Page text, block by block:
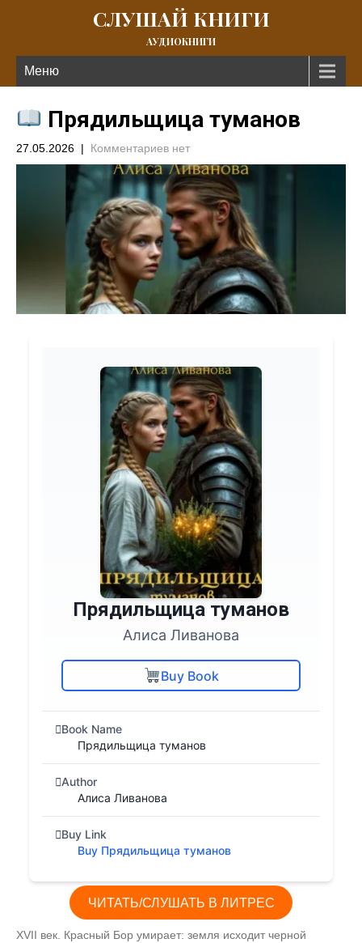
СЛУШАЙ КНИГИ
АУДИОКНИГИ
Меню
Прядильщица туманов
27.05.2026 | Комментариев нет
Прядильщица туманов
Алиса Ливанова
Buy Book
Book Name
Прядильщица туманов
Author
Алиса Ливанова
Buy Link
Buy Прядильщица туманов
ЧИТАТЬ/СЛУШАТЬ В ЛИТРЕС
XVII век. Красный Бор умирает: земля исходит черной